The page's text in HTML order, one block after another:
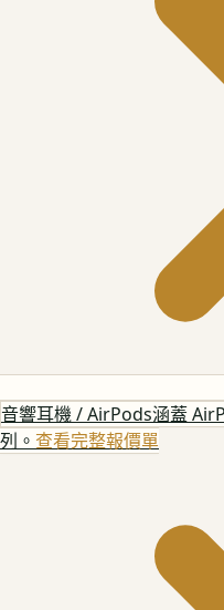
音響耳機 / AirPods涵蓋
列。 查看完整報價單